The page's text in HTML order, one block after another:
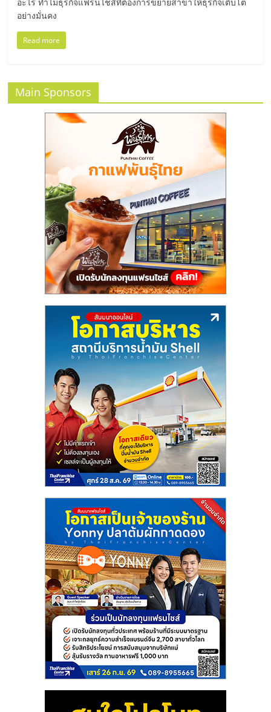
แฟ
รน
ไชส์,
ที่
ปรึกษา
แฟ
ไชส์,
รวม
แฟ
ไชส์
ขาย
แฟ
แฟ
ไชส์
หน้า
อย่างมั่นคง
Read more
Main Sponsors